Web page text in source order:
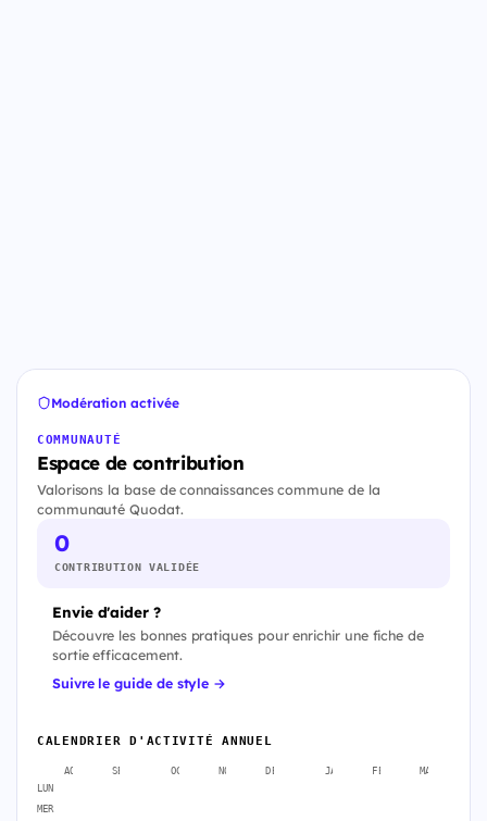
Modération activée
COMMUNAUTÉ
Espace de contribution
Valorisons la base de connaissances commune de la
communauté Quodat.
0
CONTRIBUTION VALIDÉE
Envie d'aider ?
Découvre les bonnes pratiques pour enrichir une fiche de
sortie efficacement.
Suivre le guide de style →
CALENDRIER D'ACTIVITÉ ANNUEL
AOÛT SEPT. OCT. NOV. DÉC. JANV. FÉVR. MARS
LUN
MER